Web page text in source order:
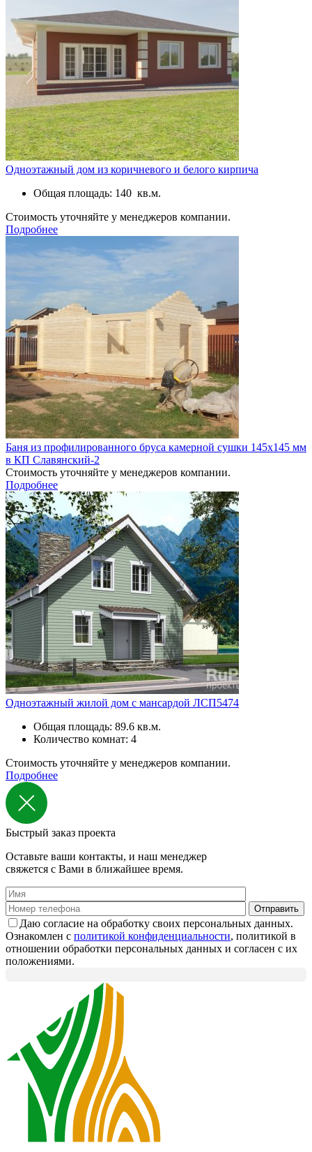
Одноэтажный дом из коричневого и белого кирпича
Общая площадь: 140 кв.м.
Стоимость уточняйте у менеджеров компании.
Подробнее
Баня из профилированного бруса камерной сушки 145х145 мм
в КП Славянский-2
Стоимость уточняйте у менеджеров компании.
Подробнее
Одноэтажный жилой дом с мансардой ЛСП5474
Общая площадь: 89.6 кв.м.
Количество комнат: 4
Стоимость уточняйте у менеджеров компании.
Подробнее
Быстрый заказ проекта
Оставьте ваши контакты, и наш менеджер
свяжется с Вами в ближайшее время.
Даю согласие на обработку своих персональных данных.
Ознакомлен с политикой конфиденциальности, политикой в
отношении обработки персональных данных и согласен с их
положениями.